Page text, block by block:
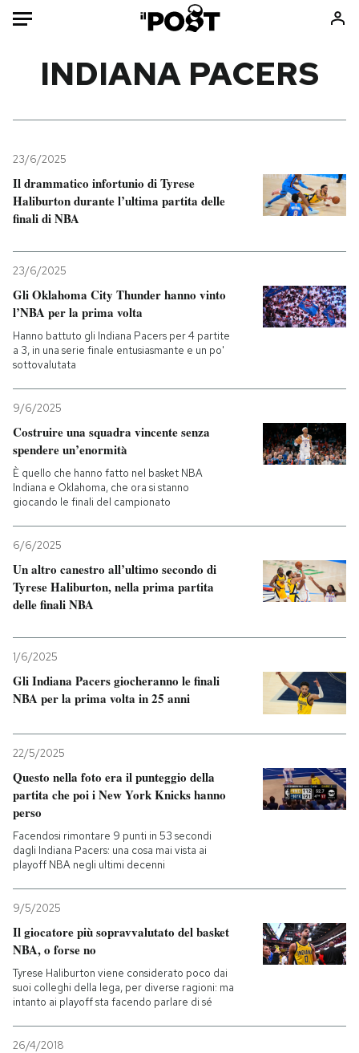
Mondo
Politica
Tecnologia
Internet
Scienza
Cultura
Economia
Sport
Consumismi
Storie/Idee
Media
Altrecose
Mondiali calcio 2026
PODCAST
NEWSLETTER
I MIEI PREFERITI
SHOP
CALENDARIO
AREA PERSONALE
Entra
INDIANA PACERS
23/6/2025
Il drammatico infortunio di Tyrese
Haliburton durante l’ultima partita delle
finali di NBA
23/6/2025
Gli Oklahoma City Thunder hanno vinto
l’NBA per la prima volta
Hanno battuto gli Indiana Pacers per 4 partite
a 3, in una serie finale entusiasmante e un po'
sottovalutata
9/6/2025
Costruire una squadra vincente senza
spendere un’enormità
È quello che hanno fatto nel basket NBA
Indiana e Oklahoma, che ora si stanno
giocando le finali del campionato
6/6/2025
Un altro canestro all’ultimo secondo di
Tyrese Haliburton, nella prima partita
delle finali NBA
1/6/2025
Gli Indiana Pacers giocheranno le finali
NBA per la prima volta in 25 anni
22/5/2025
Questo nella foto era il punteggio della
partita che poi i New York Knicks hanno
perso
Facendosi rimontare 9 punti in 53 secondi
dagli Indiana Pacers: una cosa mai vista ai
playoff NBA negli ultimi decenni
9/5/2025
Il giocatore più sopravvalutato del basket
NBA, o forse no
Tyrese Haliburton viene considerato poco dai
suoi colleghi della lega, per diverse ragioni: ma
intanto ai playoff sta facendo parlare di sé
26/4/2018